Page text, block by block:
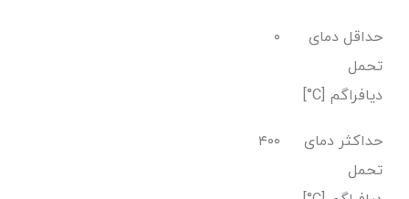
حداقل دمای
تحمل
دیافراگم [C°]
۰
حداکثر دمای
تحمل
۴۰۰